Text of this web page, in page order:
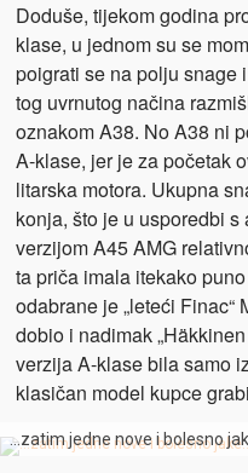
Doduše, tijekom godina
klase, u jednom su se
poigrati se na polju snage
tog uvrnutog načina
oznakom A38. No A38 ni
A-klase, jer je za početak
litarska motora. Ukupna
konja, što je u usporedbi
verzijom A45 AMG
ta priča imala itekako
odabrane je „leteći
dobio i nadimak
verzija A-klase bila samo
klasičan model kupce
…zatim jedne nove i bolesno